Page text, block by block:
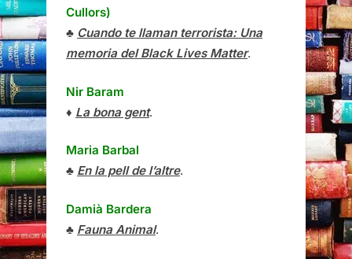
Cullors)
♣ Cuando te llaman terrorista: Una
memoria del Black Lives Matter.
Nir Baram
♦ La bona gent.
Maria Barbal
♣ En la pell de l’altre.
Damià Bardera
♣ Fauna Animal.